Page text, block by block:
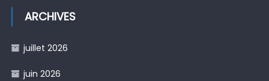
ARCHIVES
juillet 2026
juin 2026